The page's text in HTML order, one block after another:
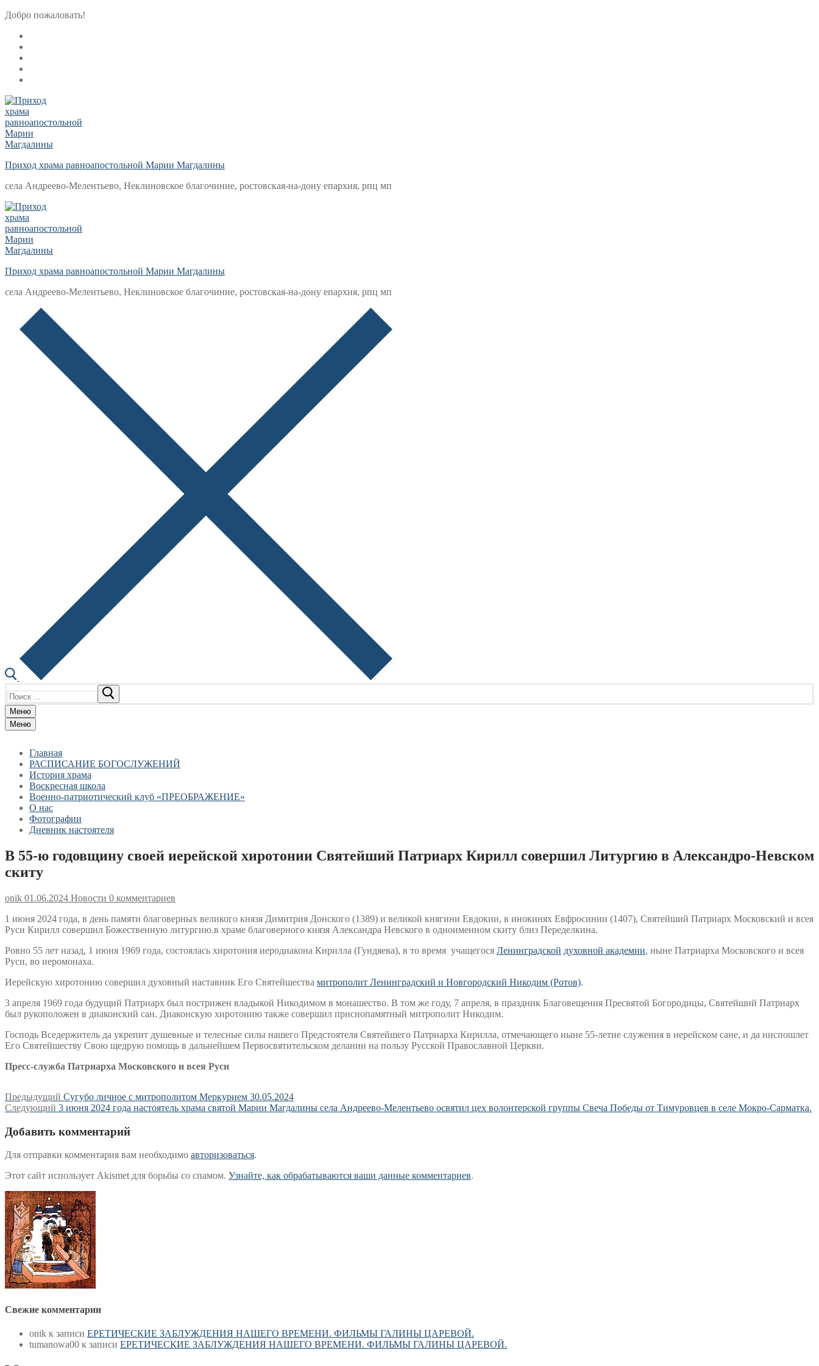
Перейти
содержимому
Меню
Закрыть
Добро пожаловать!
Приход храма равноапостольной Марии Магдалины
села Андреево-Мелентьево, Неклиновское благочиние, ростовская-на-дону епархия, рпц мп
Приход храма равноапостольной Марии Магдалины
села Андреево-Мелентьево, Неклиновское благочиние, ростовская-на-дону епархия, рпц мп
Меню
Меню
Главная
РАСПИСАНИЕ БОГОСЛУЖЕНИЙ
История храма
Воскресная школа
Военно-патриотический клуб «ПРЕОБРАЖЕНИЕ»
О нас
Фотографии
Дневник настоятеля
В 55-ю годовщину своей иерейской хиротонии Святейший Патриарх Кирилл совершил Литургию в Александро-Невском
скиту
onik 01.06.2024 Новости 0 комментариев
1 июня 2024 года, в день памяти благоверных великого князя Димитрия Донского (1389) и великой княгини Евдокии, в инокинях Евфросинии (1407), Святейший Патриарх Московский и всея
Руси Кирилл совершил Божественную литургию.в храме благоверного князя Александра Невского в одноименном скиту близ Переделкина.
Ровно 55 лет назад, 1 июня 1969 года, состоялась хиротония иеродиакона Кирилла (Гундяева), в то время учащегося Ленинградской духовной академии, ныне Патриарха Московского и всея
Руси, во иеромонаха.
Иерейскую хиротонию совершил духовный наставник Его Святейшества митрополит Ленинградский и Новгородский Никодим (Ротов).
3 апреля 1969 года будущий Патриарх был пострижен владыкой Никодимом в монашество. В том же году, 7 апреля, в праздник Благовещения Пресвятой Богородицы, Святейший Патриарх
был рукоположен в диаконский сан. Диаконскую хиротонию также совершил приснопамятный митрополит Никодим.
Господь Вседержитель да укрепит душевные и телесные силы нашего Предстоятеля Святейшего Патриарха Кирилла, отмечающего ныне 55-летие служения в иерейском сане, и да ниспошлет
Его Святейшеству Свою щедрую помощь в дальнейшем Первосвятительском делании на пользу Русской Православной Церкви.
Пресс-служба Патриарха Московского и всея Руси
Навигация
по
записям
Предыдущий Предыдущая
запись:
Сугубо личное с митрополитом Меркурием 30.05.2024
Следующий Следующая
3 июня 2024 года настоятель храма святой Марии Магдалины села Андреево-Мелентьево освятил цех волонтерской группы Свеча Победы от Тимуровцев в селе Мокро-Сарматка.
Добавить комментарий
Для отправки комментария вам необходимо авторизоваться.
Этот сайт использует Akismet для борьбы со спамом. Узнайте, как обрабатываются ваши данные комментариев.
Свежие комментарии
onik к записи ЕРЕТИЧЕСКИЕ ЗАБЛУЖДЕНИЯ НАШЕГО ВРЕМЕНИ. ФИЛЬМЫ ГАЛИНЫ ЦАРЕВОЙ.
tumanowa00 к записи ЕРЕТИЧЕСКИЕ ЗАБЛУЖДЕНИЯ НАШЕГО ВРЕМЕНИ. ФИЛЬМЫ ГАЛИНЫ ЦАРЕВОЙ.